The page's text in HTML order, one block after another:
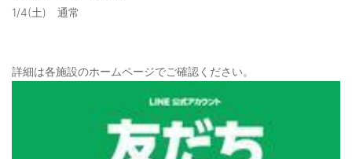
1/4(土) 通常
詳細は各施設のホームページでご確認ください。